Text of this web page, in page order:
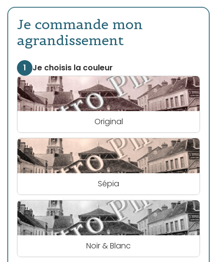
Je commande mon
agrandissement
1 Je choisis la couleur
Original
Sépia
Noir & Blanc